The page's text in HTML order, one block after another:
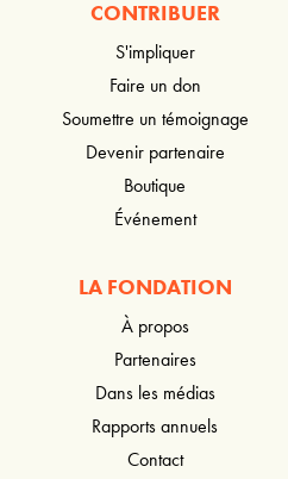
CONTRIBUER
S'impliquer
Faire un don
Soumettre un témoignage
Devenir partenaire
Boutique
Événement
LA FONDATION
À propos
Partenaires
Dans les médias
Rapports annuels
Contact